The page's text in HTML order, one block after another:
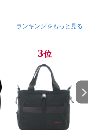
ランキングをもっと見る
3位